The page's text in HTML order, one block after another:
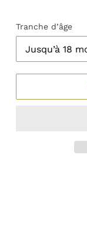
Tranche d’âge